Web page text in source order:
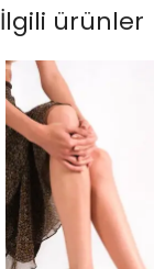
İlgili ürünler